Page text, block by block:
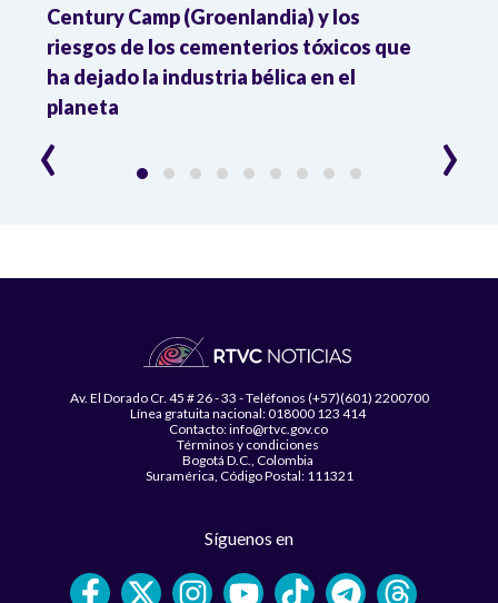
Century Camp (Groenlandia) y los
riesgos de los cementerios tóxicos que
ha dejado la industria bélica en el
planeta
‹ ›
Av. El Dorado Cr. 45 # 26 - 33 - Teléfonos (+57)(601) 2200700
Línea gratuita nacional: 018000 123 414
Contacto: info@rtvc.gov.co
Términos y condiciones
Bogotá D.C., Colombia
Suramérica, Código Postal: 111321
Síguenos en